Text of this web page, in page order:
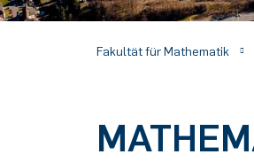
Fakultät für Mathematik